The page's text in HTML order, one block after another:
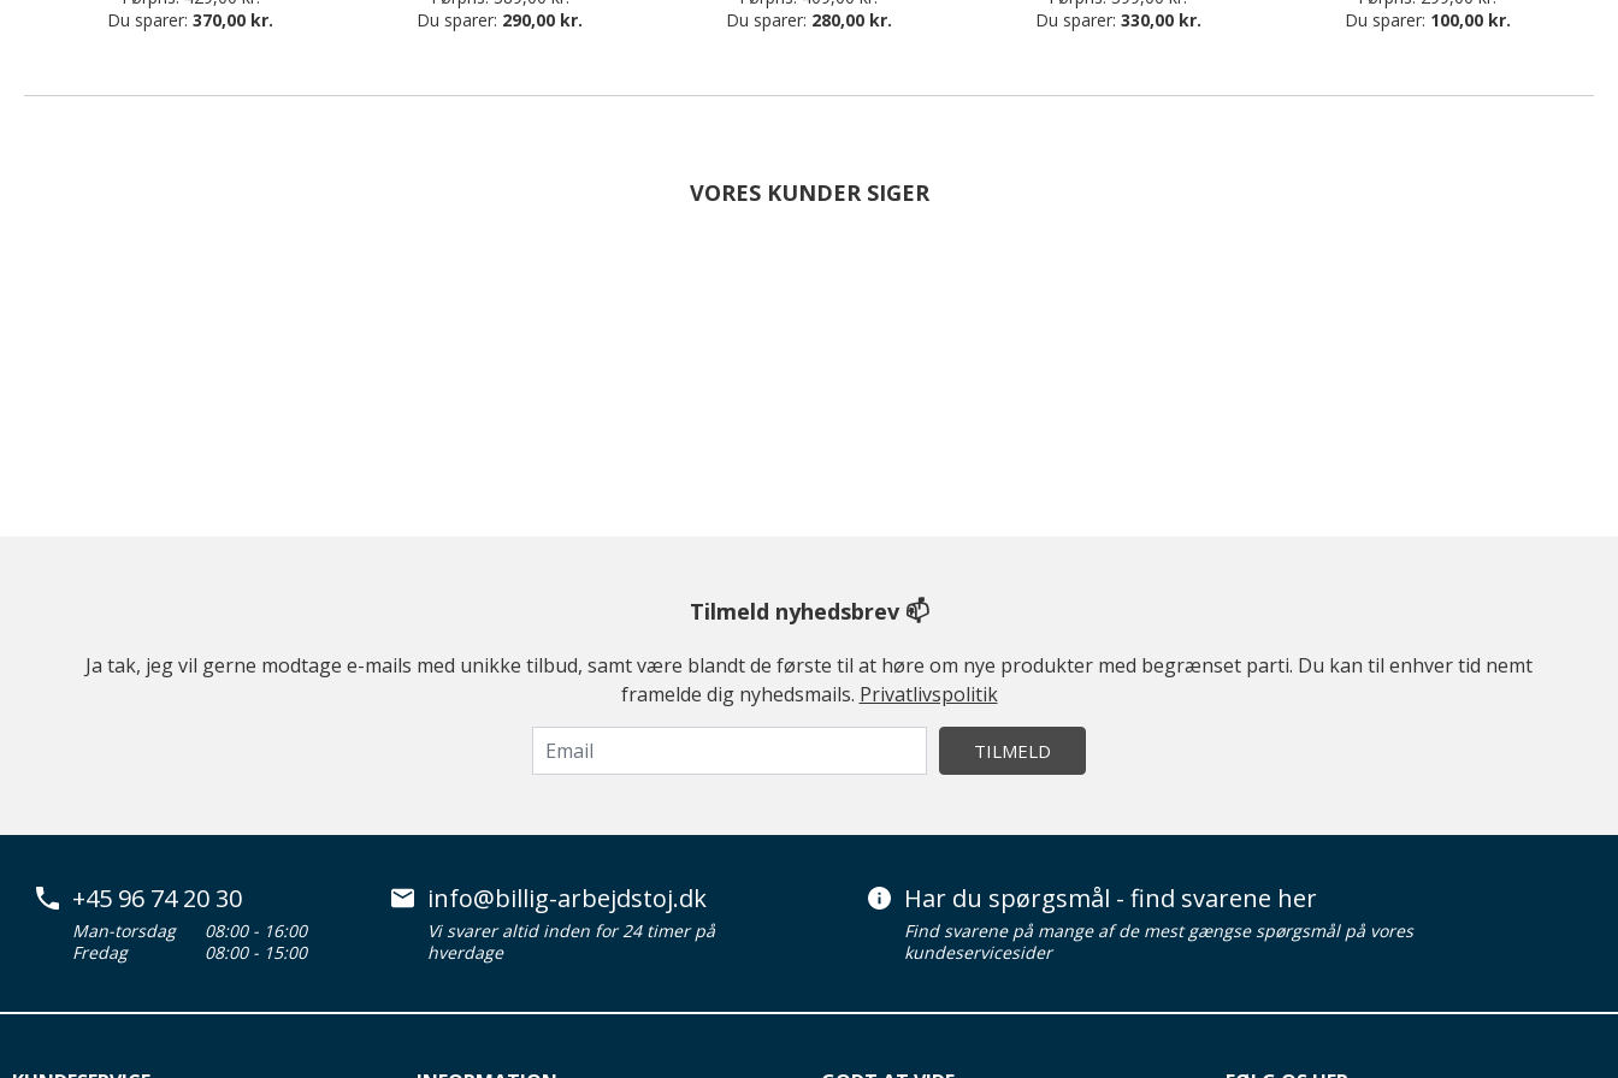
Du sparer:370,00 kr.
Du sparer: 290,00 kr.
Du sparer: 280,00 kr.
Du sparer: 330,00 kr.
Du sparer: 100,00 kr.
VORES KUNDER SIGER
Tilmeld nyhedsbrev 📫
Ja tak, jeg vil gerne modtage e-mails med unikke tilbud, samt være blandt de første til at høre om nye produkter med begrænset parti. Du kan til enhver tid nemt
framelde dig nyhedsmails. Privatlivspolitik
TILMELD
+45 96 74 20 30
Man-torsdag
08:00 - 16:00
Fredag
08:00 - 15:00
info@billig-arbejdstoj.dk
Vi svarer altid inden for 24 timer på
hverdage
Har du spørgsmål - find svarene her
Find svarene på mange af de mest gængse spørgsmål på vores
kundeservicesider